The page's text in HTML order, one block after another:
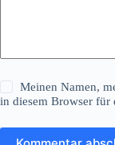
Meinen Namen,
in diesem Browser für